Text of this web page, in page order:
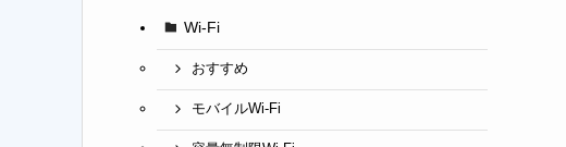
Wi-Fi
おすすめ
モバイルWi-Fi